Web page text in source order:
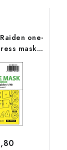
one-
mask,
and pre-